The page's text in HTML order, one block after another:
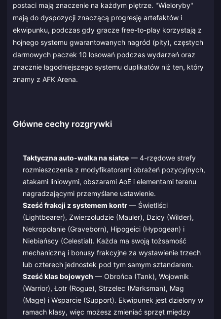
postaci mają znaczenie na każdym piętrze. "Wieloryby"
mają do dyspozycji znaczącą progresję artefaktów i
ekwipunku, podczas gdy gracze free-to-play korzystają z
hojnego systemu gwarantowanych nagród (pity), częstych
darmowych paczek 10 losowań podczas wydarzeń oraz
znacznie łagodniejszego systemu duplikatów niż ten, który
znamy z AFK Arena.
Główne cechy rozgrywki
Taktyczna auto-walka na siatce— 4-rzędowe strefy
rozmieszczenia z modyfikatorami obrażeń pozycyjnych,
atakami liniowymi, obszarami AoE i elementami terenu
nagradzającymi przemyślane ustawienie.
Sześć frakcji z systemem kontr— Świetliści
(Lightbearer), Zwierzoludzie (Mauler), Dzicy (Wilder),
Nekropolanie (Graveborn), Hipogeici (Hypogean) i
Niebiańscy (Celestial). Każda ma swoją tożsamość
mechaniczną i bonusy frakcyjne za wystawienie trzech
lub czterech jednostek pod tym samym sztandarem.
Sześć klas bojowych — Obrońca (Tank), Wojownik
(Warrior), Łotr (Rogue), Strzelec (Marksman), Mag
(Mage) i Wsparcie (Support). Ekwipunek jest dzielony w
ramach klasy, więc możesz zmieniać sprzęt między